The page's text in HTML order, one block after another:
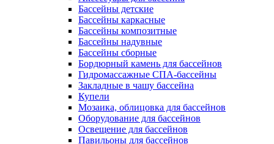
Бассейны детские
Бассейны каркасные
Бассейны композитные
Бассейны надувные
Бассейны сборные
Бордюрный камень для бассейнов
Гидромассажные СПА-бассейны
Закладные в чашу бассейна
Купели
Мозаика, облицовка для бассейнов
Оборудование для бассейнов
Освещение для бассейнов
Павильоны для бассейнов